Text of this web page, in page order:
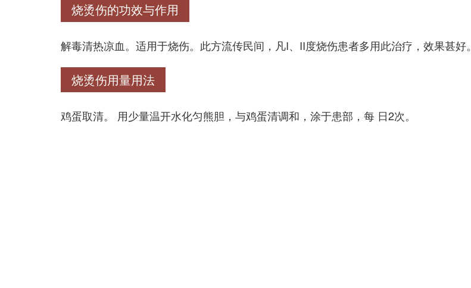
烧烫伤的功效与作用
解毒清热凉血。适用于烧伤。此方流传民间，凡I、II度烧伤患者多用此治疗，效果甚好。
烧烫伤用量用法
鸡蛋取清。 用少量温开水化匀熊胆，与鸡蛋清调和，涂于患部，每 日2次。